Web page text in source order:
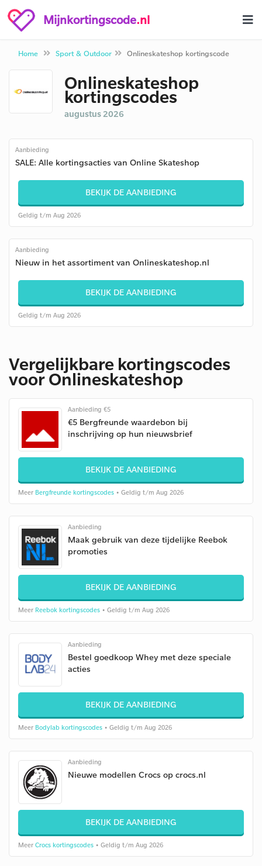
Mijnkortingscode.nl
Home Sport & Outdoor Onlineskateshop kortingscode
Onlineskateshop
kortingscodes
augustus 2026
Aanbieding
SALE: Alle kortingsacties van Online Skateshop
BEKIJK DE AANBIEDING
Geldig t/m Aug 2026
Aanbieding
Nieuw in het assortiment van Onlineskateshop.nl
BEKIJK DE AANBIEDING
Geldig t/m Aug 2026
Vergelijkbare kortingscodes
voor Onlineskateshop
Aanbieding €5
€5 Bergfreunde waardebon bij
inschrijving op hun nieuwsbrief
BEKIJK DE AANBIEDING
Meer Bergfreunde kortingscodes • Geldig t/m Aug 2026
Aanbieding
Maak gebruik van deze tijdelijke Reebok
promoties
BEKIJK DE AANBIEDING
Meer Reebok kortingscodes • Geldig t/m Aug 2026
Aanbieding
Bestel goedkoop Whey met deze speciale
acties
BEKIJK DE AANBIEDING
Meer Bodylab kortingscodes • Geldig t/m Aug 2026
Aanbieding
Nieuwe modellen Crocs op crocs.nl
BEKIJK DE AANBIEDING
Meer Crocs kortingscodes • Geldig t/m Aug 2026